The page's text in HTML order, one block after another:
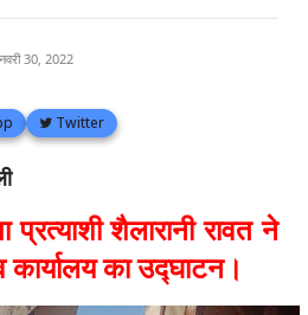
30, 2022
Twitter
शैलारानी रावत ने
कार्यालय का उद्घाटन।